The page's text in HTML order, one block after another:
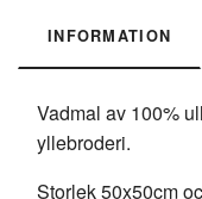
INFORMATION
Vadmal av 100%
yllebroderi.
Storlek 50x50cm